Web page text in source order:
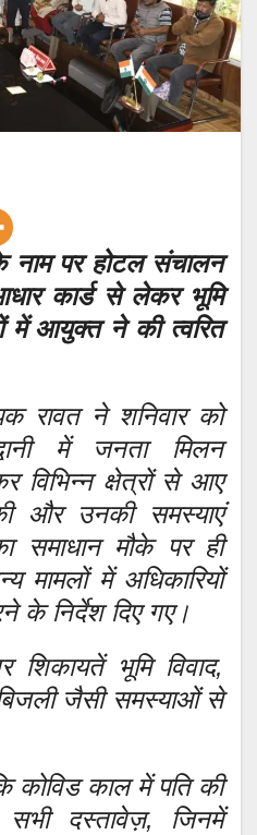
नाम पर होटल संचालन
कार्ड से लेकर भूमि
में आयुक्त ने की त्वरित
रावत ने शनिवार को
में जनता मिलन
विभिन्न क्षेत्रों से आए
और उनकी समस्याएं
समाधान मौके पर ही
मामलों में अधिकारियों
के निर्देश दिए गए।
शिकायतें भूमि विवाद,
जैसी समस्याओं से
कोविड काल में पति की
दस्तावेज़, जिनमें